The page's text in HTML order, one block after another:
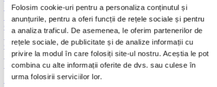
Folosim cookie-uri pentru a personaliza conținutul și
anunțurile, pentru a oferi funcții de rețele sociale și pentru
a analiza traficul. De asemenea, le oferim partenerilor de
rețele sociale, de publicitate și de analize informații cu
privire la modul în care folosiți site-ul nostru. Aceștia le pot
combina cu alte informații oferite de dvs. sau culese în
urma folosirii serviciilor lor.
Pește
Alimente gata preparate
Ouă
Pâine și produse de patiserie
Carne
Leguminoase
Alte alimente fitness
Unturi din nuci